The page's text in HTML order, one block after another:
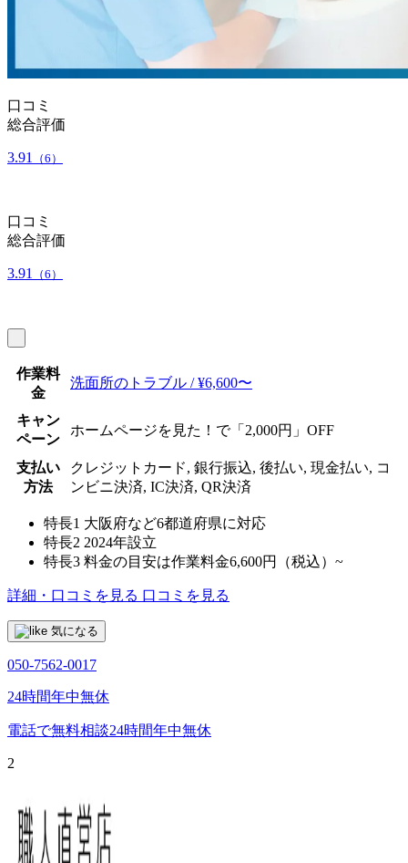
口コミ
総合評価
3.91 （6）
口コミ
総合評価
3.91 （6）
作業料
金
洗面所のトラブル / ¥6,600〜
キャン
ペーン
ホームページを見た！で「2,000円」OFF
支払い
方法
クレジットカード, 銀行振込, 後払い, 現金払い, コ
ンビニ決済, IC決済, QR決済
特長1 大阪府など6都道府県に対応
特長2 2024年設立
特長3 料金の目安は作業料金6,600円（税込）~
詳細・口コミを見る 口コミを見る
気になる
050-7562-0017
24時間年中無休
電話で無料相談24時間年中無休
2